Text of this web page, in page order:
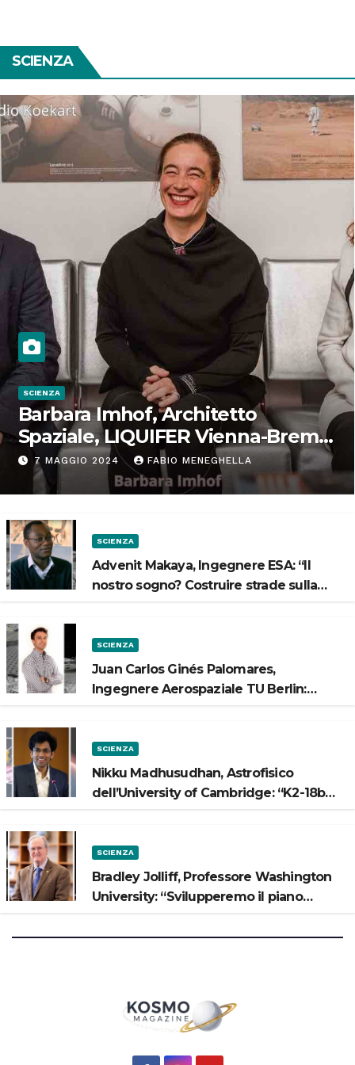
SCIENZA
SCIENZA
Barbara Imhof, Architetto
Spaziale, LIQUIFER Vienna-Brema:
“Progettiamo habitat per lo
Spazio”
7 MAGGIO 2024 FABIO MENEGHELLA
SCIENZA
Advenit Makaya, Ingegnere ESA: “Il
nostro sogno? Costruire strade sulla
SCIENZA
Juan Carlos Ginés Palomares,
Ingegnere Aerospaziale TU Berlin:
SCIENZA
Nikku Madhusudhan, Astrofisico
dell’University of Cambridge: “K2-18b
SCIENZA
Bradley Jolliff, Professore Washington
University: “Svilupperemo il piano